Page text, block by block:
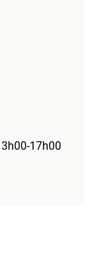
17h00